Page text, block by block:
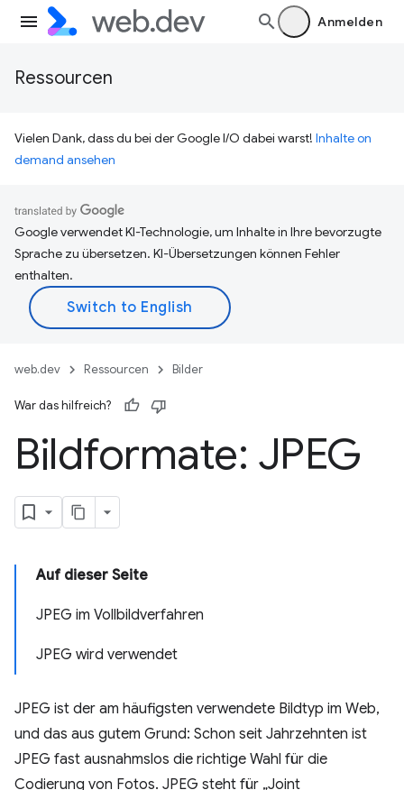
Anmelden
Ressourcen
Vielen Dank, dass du bei der Google I/O dabei warst! Inhalte on
demand ansehen
Google verwendet KI-Technologie, um Inhalte in Ihre bevorzugte
Sprache zu übersetzen. KI-Übersetzungen können Fehler
enthalten.
web.dev Ressourcen Bilder
War das hilfreich?
Bildformate: JPEG
Auf dieser Seite
JPEG im Vollbildverfahren
JPEG wird verwendet
JPEG ist der am häufigsten verwendete Bildtyp im Web,
und das aus gutem Grund: Schon seit Jahrzehnten ist
JPEG fast ausnahmslos die richtige Wahl für die
Codierung von Fotos. JPEG steht für „Joint